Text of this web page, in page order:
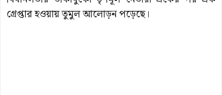
গ্রেপ্তার হওয়ায় তুমুল আলোড়ন পড়েছে।